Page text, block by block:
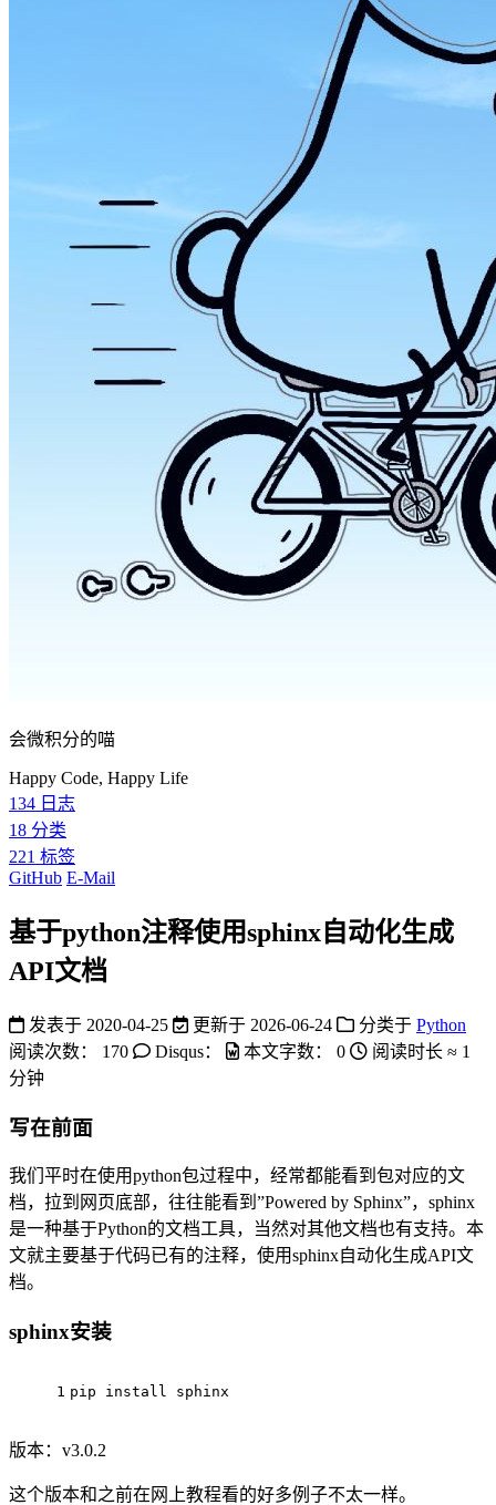
会微积分的喵
Happy Code, Happy Life
134 日志
18 分类
221 标签
GitHub E-Mail
基于python注释使用sphinx自动化生成
API文档
发表于 2020-04-25 更新于 2026-06-24 分类于 Python
阅读次数：
170 Disqus： 本文字数： 0 阅读时长 ≈ 1
分钟
写在前面
我们平时在使用python包过程中，经常都能看到包对应的文
档，拉到网页底部，往往能看到”Powered by Sphinx”，sphinx
是一种基于Python的文档工具，当然对其他文档也有支持。本
文就主要基于代码已有的注释，使用sphinx自动化生成API文
档。
sphinx安装
1 pip install sphinx
版本：v3.0.2
这个版本和之前在网上教程看的好多例子不太一样。